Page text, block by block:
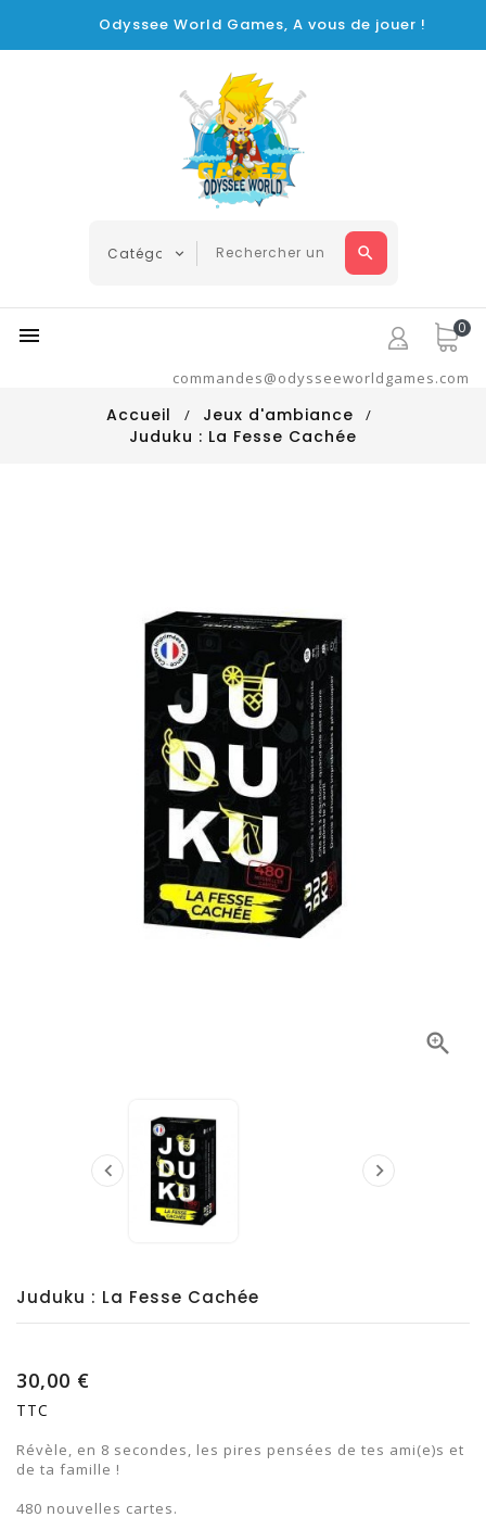
Odyssee World Games, A vous de jouer !
 0
commandes@odysseeworldgames.com
Accueil
Jeux d'ambiance
Juduku : La Fesse Cachée

 
Juduku : La Fesse Cachée
30,00 €
TTC
Révèle, en 8 secondes, les pires pensées de tes ami(e)s et
de ta famille !
480 nouvelles cartes.